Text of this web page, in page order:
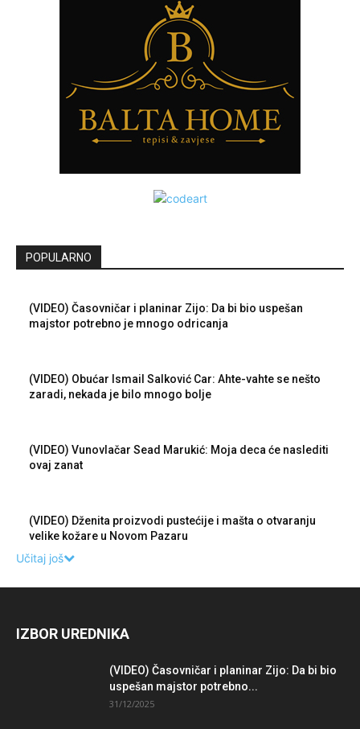
POPULARNO
(VIDEO) Časovničar i planinar Zijo: Da bi bio uspešan
majstor potrebno je mnogo odricanja
(VIDEO) Obućar Ismail Salković Car: Ahte-vahte se nešto
zaradi, nekada je bilo mnogo bolje
(VIDEO) Vunovlačar Sead Marukić: Moja deca će naslediti
ovaj zanat
(VIDEO) Dženita proizvodi pustećije i mašta o otvaranju
velike kožare u Novom Pazaru
Učitaj još
IZBOR UREDNIKA
(VIDEO) Časovničar i planinar Zijo: Da bi bio
uspešan majstor potrebno...
31/12/2025